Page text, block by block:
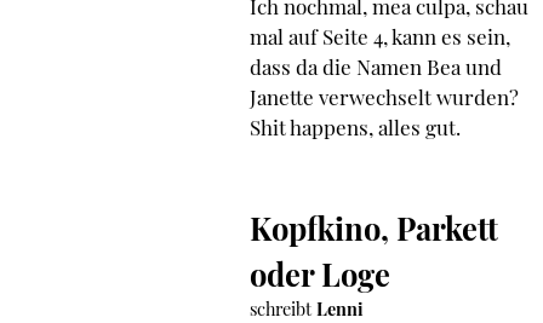
Ich nochmal, mea culpa, schau
mal auf Seite 4, kann es sein,
dass da die Namen Bea und
Janette verwechselt wurden?
Shit happens, alles gut.
Kopfkino, Parkett
oder Loge
schreibtLenni